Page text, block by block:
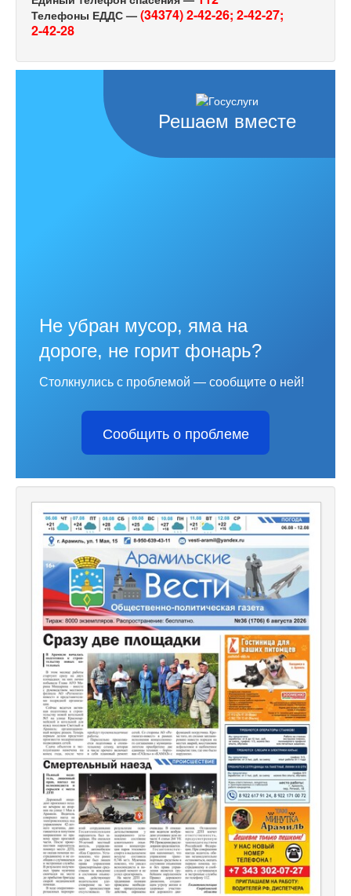
Телефоны ЕДДС — (34374) 2-42-26; 2-42-27;
2-42-28
Решаем вместе
Не убран мусор, яма на
дороге, не горит фонарь?
Столкнулись с проблемой — сообщите о ней!
Сообщить о проблеме